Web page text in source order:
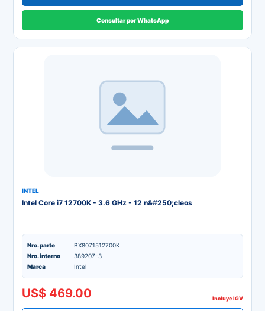
Consultar por WhatsApp
INTEL
Intel Core i7 12700K - 3.6 GHz - 12 n&#250;cleos
Nro. parte
BX8071512700K
Nro. interno
389207-3
Marca
Intel
US$ 469.00 Incluye IGV